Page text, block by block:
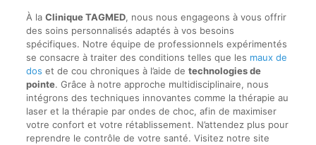
À la Clinique TAGMED, nous nous engageons à vous offrir
des soins personnalisés adaptés à vos besoins
spécifiques. Notre équipe de professionnels expérimentés
se consacre à traiter des conditions telles que les maux de
dos et de cou chroniques à l’aide de technologies de
pointe. Grâce à notre approche multidisciplinaire, nous
intégrons des techniques innovantes comme la thérapie au
laser et la thérapie par ondes de choc, afin de maximiser
votre confort et votre rétablissement. N’attendez plus pour
reprendre le contrôle de votre santé. Visitez notre site